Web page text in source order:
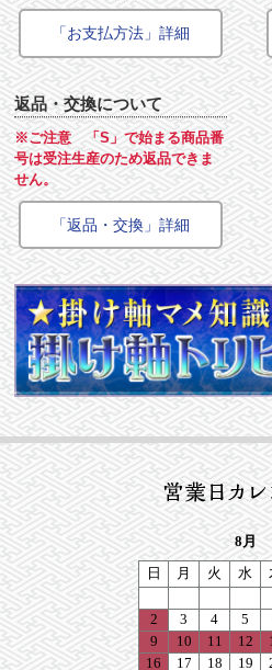
「お支払方法」詳細
返品・交換について
※ご注意 「S」で始まる商品番
号は受注生産のため返品できま
せん。
「返品・交換」詳細